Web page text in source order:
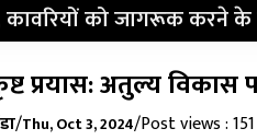
को जागरूक करने
प्रयास: अतुल्य
/Thu, Oct 3, 2024/Post views : 151